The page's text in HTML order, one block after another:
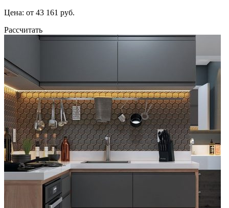
Цена: от 43 161 руб.
Рассчитать